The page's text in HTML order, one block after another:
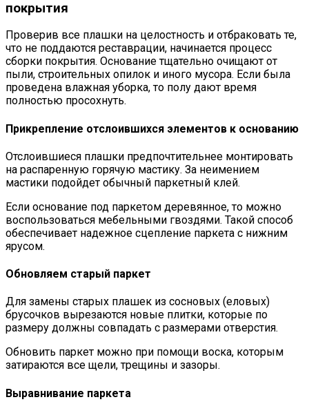
покрытия
Проверив все плашки на целостность и отбраковать те,
что не поддаются реставрации, начинается процесс
сборки покрытия. Основание тщательно очищают от
пыли, строительных опилок и иного мусора. Если была
проведена влажная уборка, то полу дают время
полностью просохнуть.
Прикрепление отслоившихся элементов к основанию
Отслоившиеся плашки предпочтительнее монтировать
на распаренную горячую мастику. За неимением
мастики подойдет обычный паркетный клей.
Если основание под паркетом деревянное, то можно
воспользоваться мебельными гвоздями. Такой способ
обеспечивает надежное сцепление паркета с нижним
ярусом.
Обновляем старый паркет
Для замены старых плашек из сосновых (еловых)
брусочков вырезаются новые плитки, которые по
размеру должны совпадать с размерами отверстия.
Обновить паркет можно при помощи воска, которым
затираются все щели, трещины и зазоры.
Выравнивание паркета